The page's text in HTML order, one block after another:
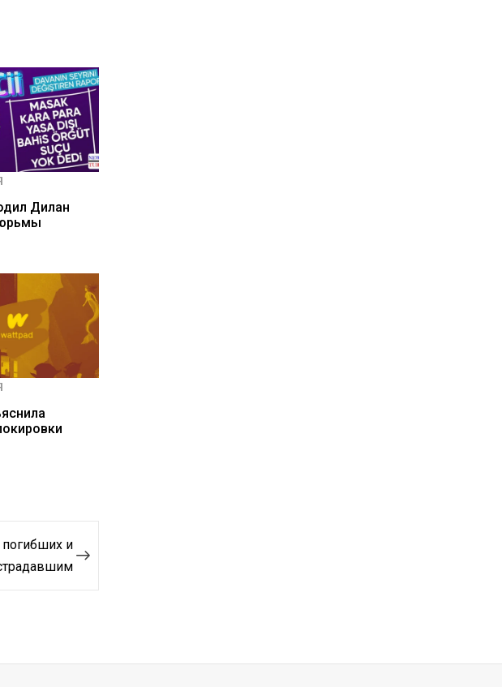
Дилан
погибших и